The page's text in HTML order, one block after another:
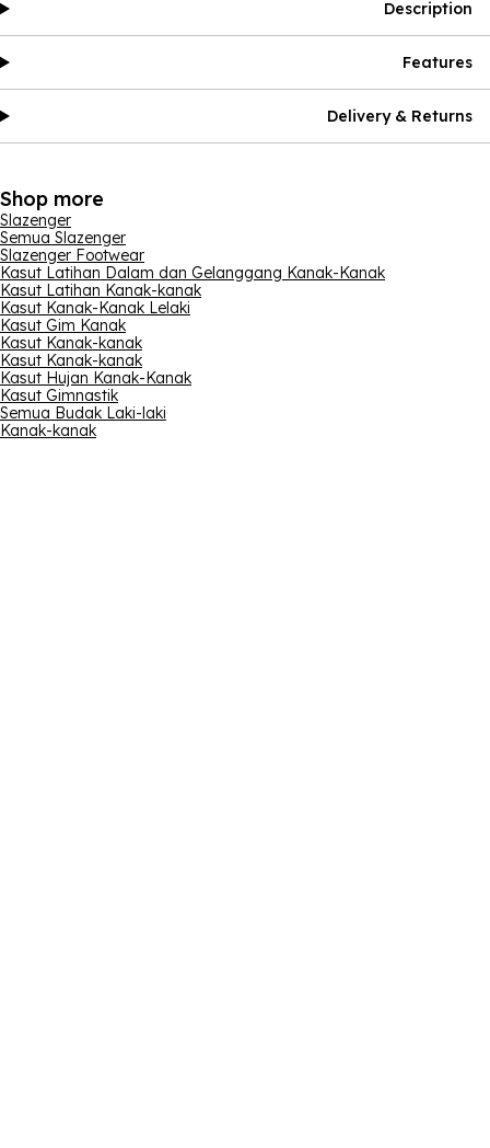
Description
Features
Delivery & Returns
Shop more
Slazenger
Semua Slazenger
Slazenger Footwear
Kasut Latihan Dalam dan Gelanggang Kanak-Kanak
Kasut Latihan Kanak-kanak
Kasut Kanak-Kanak Lelaki
Kasut Gim Kanak
Kasut Kanak-kanak
Kasut Kanak-kanak
Kasut Hujan Kanak-Kanak
Kasut Gimnastik
Semua Budak Laki-laki
Kanak-kanak